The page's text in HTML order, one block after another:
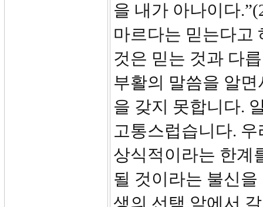
을 내가 아나이다
마르다는 믿는다고
것은 믿는 것과 다
부활의 말씀을 알
을 갖지 못합니다.
고통스럽습니다.
상식적이라는 한계
될 것이라는 불신
생의 선택 앞에서